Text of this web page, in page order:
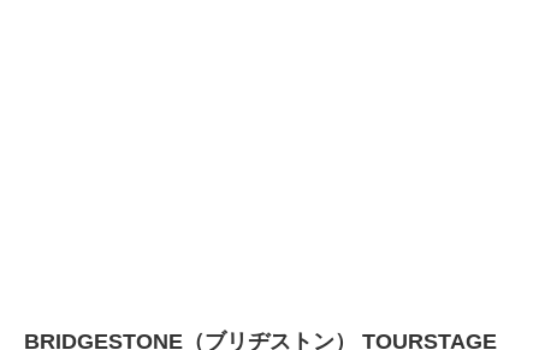
BRIDGESTONE（ブリヂストン） TOURSTAGE